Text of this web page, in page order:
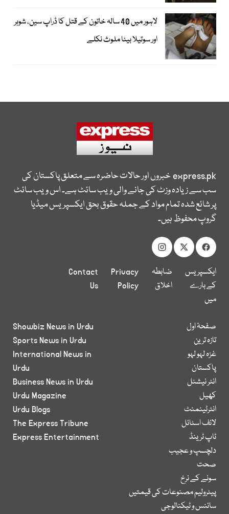
لاہور میں 40 سالہ خاتون کے قتل کا ڈراپ سین، شوہر
اور سوتیلا بیٹا ملوث نکلے
express.pkخبروں اور حالات حاضرہ سے متعلق پاکستان کی
سب سے زیادہ وزٹ کی جانے والی ویب سائٹ ہے۔ اس ویب سائٹ
پر شائع شدہ تمام مواد کے جملہ حقوق بحق ایکسپریس میڈیا
گروپ محفوظ ہیں۔
ایکسپریس
کے بارے
میں
ضابطہ
اخلاق
Privacy
Policy
Contact
Us
صفحۂ اول
تازہ ترین
غزہ لہو لہو
پاکستان
انٹر نیشنل
کھیل
انٹرٹینمنٹ
لائف اسٹائل
ٹاپ ٹرینڈ
دلچسپ و عجیب
صحت
سونے کے نرخ
پیٹرولیم مصنوعات کی قیمتیں
سائنس و ٹیکنالوجی
Showbiz News in Urdu
Sports News in Urdu
International News in
Urdu
Business News in Urdu
Urdu Magazine
Urdu Blogs
The Express Tribune
Express Entertainment